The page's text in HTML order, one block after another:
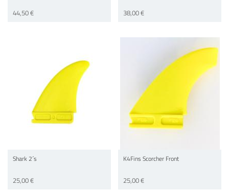
44,50 € 38,00 €
Shark 2´s
25,00 €
K4Fins Scorcher Front
25,00 €